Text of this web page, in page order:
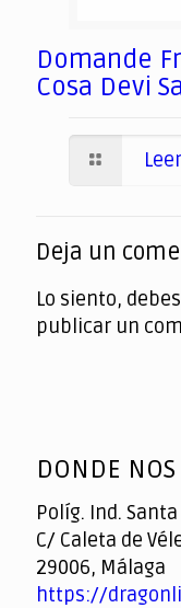
Domande
Cosa Devi
Deja un
Lo siento,
publicar un
DONDE
Políg. Ind.
C/ Caleta de
29006, Málaga
https://